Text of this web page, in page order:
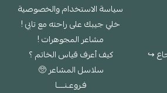
↪
سياسة الاستخدام والخصوصية
خلي جيبك على راحته مع تابي !
مشاعر المجوهرات !
كيف أعرف قياس الخاتم ؟
سلاسل المشاعر 🥺
فـروعـنــــا